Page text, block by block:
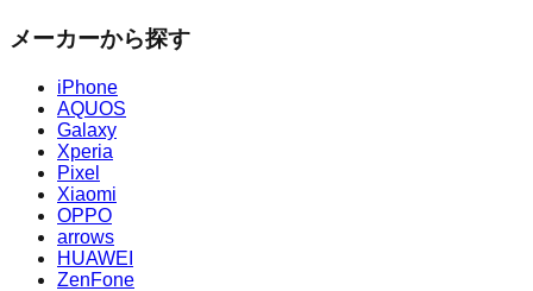
メーカーから探す
iPhone
AQUOS
Galaxy
Xperia
Pixel
Xiaomi
OPPO
arrows
HUAWEI
ZenFone